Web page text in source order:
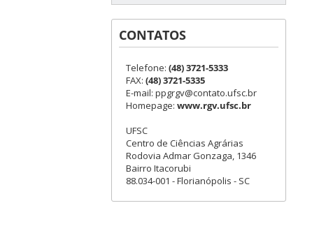
CONTATOS
Telefone: (48) 3721-5333
FAX: (48) 3721-5335
E-mail: ppgrgv@contato.ufsc.br
Homepage: www.rgv.ufsc.br
UFSC
Centro de Ciências Agrárias
Rodovia Admar Gonzaga, 1346
Bairro Itacorubi
88.034-001 - Florianópolis - SC